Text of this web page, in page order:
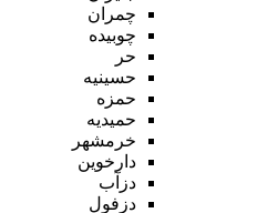
چمران
چوبیده
حر
حسینیه
حمزه
حمیدیه
خرمشهر
دارخوین
دزآب
دزفول